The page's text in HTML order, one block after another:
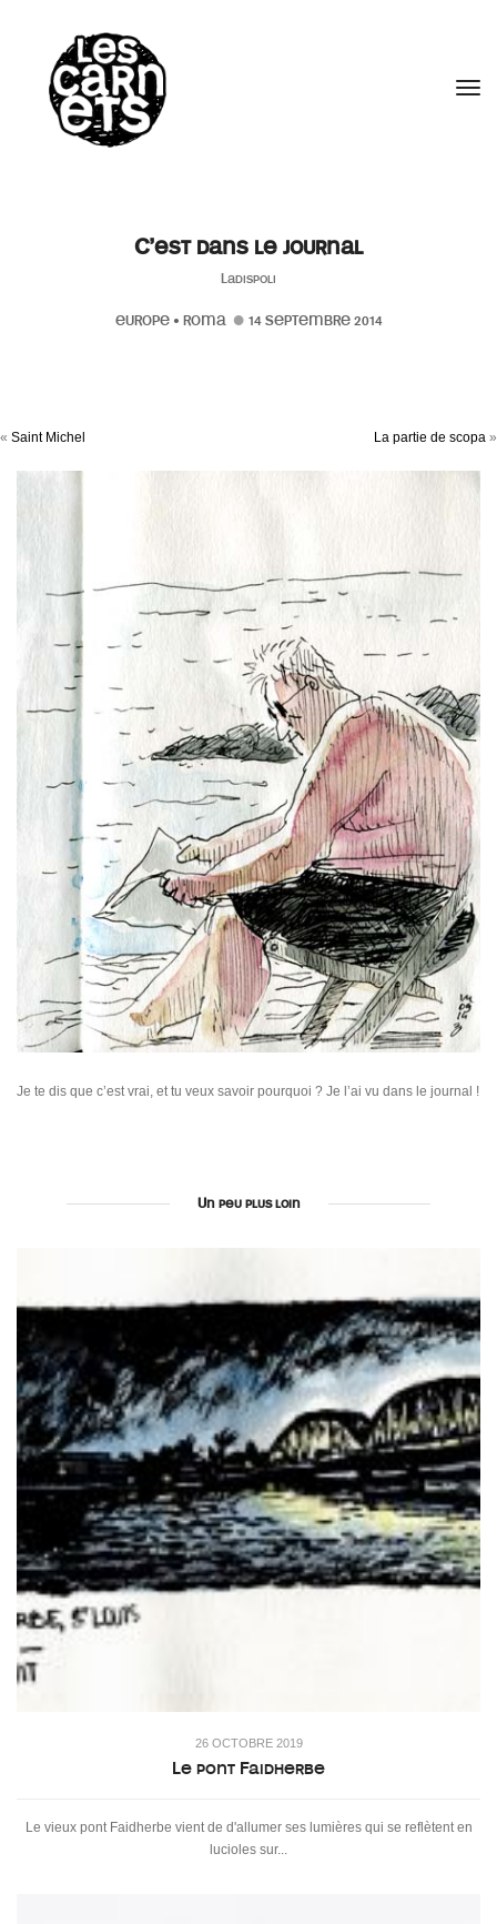
C’est dans le journal
Ladispoli
EUROPE• ROMA 14 SEPTEMBRE 2014
« Saint Michel La partie de scopa »
Je te dis que c’est vrai, et tu veux savoir pourquoi ? Je l’ai vu dans le journal !
Un peu plus loin
26 OCTOBRE 2019
Le pont Faidherbe
Le vieux pont Faidherbe vient de d'allumer ses lumières qui se reflètent en
lucioles sur...